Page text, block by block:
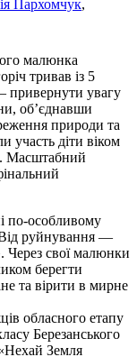
Пархомчук,
малюнка
тривав із 5
привернути увагу
об’єднавши
природи та
участь діти віком
Масштабний
по-особливому
руйнування —
Через свої малюнки
берегти
та вірити в мирне
обласного етапу
Березанського
Земля